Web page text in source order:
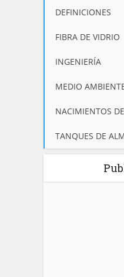
DEFINICIONES
FIBRA DE VIDRIO
INGENIERÍA
MEDIO
NACIMIENTOS
TANQUES DE